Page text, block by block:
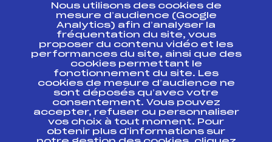
ESPACE PRESSE
Ressources
Pass’Neige
Projet sportif fédéral
Projet de performance fédéral
Antidopage
Pôle Développement, Formation, Suivi
Scientifique
Listes ministérielles
Nous utilisons des cookies de
mesure d’audience (Google
Analytics) afin d’analyser la
fréquentation du site, vous
proposer du contenu vidéo et les
performances du site, ainsi que des
cookies permettant le
fonctionnement du site. Les
cookies de mesure d’audience ne
sont déposés qu’avec votre
consentement. Vous pouvez
accepter, refuser ou personnaliser
vos choix à tout moment. Pour
obtenir plus d'informations sur